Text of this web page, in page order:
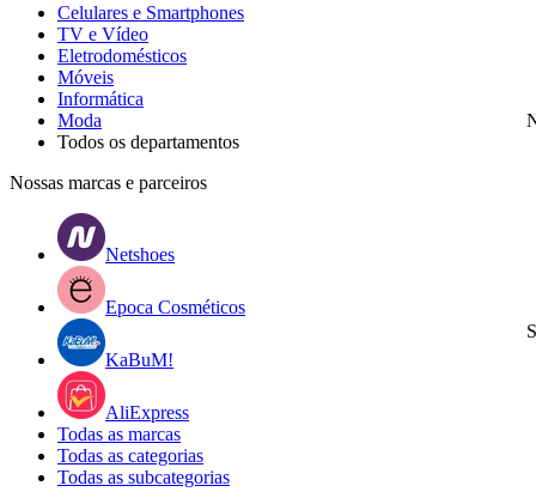
Celulares e Smartphones
TV e Vídeo
Eletrodomésticos
Móveis
Informática
Moda
Todos os departamentos
Nossas marcas e parceiros
Netshoes
Epoca Cosméticos
KaBuM!
AliExpress
Todas as marcas
Todas as categorias
Todas as subcategorias